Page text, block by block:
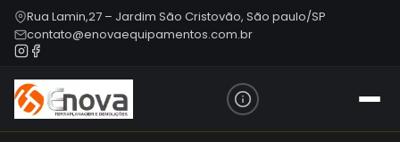
Rua Lamin,27 – Jardim São Cristovão, São paulo/SP
contato@enovaequipamentos.com.br